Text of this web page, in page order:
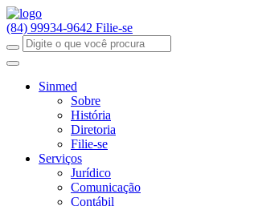
(84) 99934-9642 Filie-se
Sinmed
Sobre
História
Diretoria
Filie-se
Serviços
Jurídico
Comunicação
Contábil